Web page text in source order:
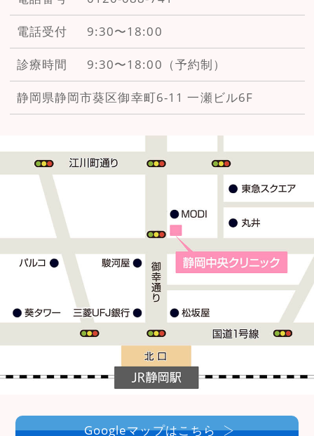
電話受付 9:30〜18:00
診療時間 9:30〜18:00（予約制）
静岡県静岡市葵区御幸町6-11 一瀬ビル6F
Googleマップはこちら